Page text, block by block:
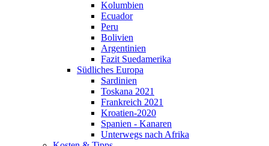
Kolumbien
Ecuador
Peru
Bolivien
Argentinien
Fazit Suedamerika
Südliches Europa
Sardinien
Toskana 2021
Frankreich 2021
Kroatien-2020
Spanien - Kanaren
Unterwegs nach Afrika